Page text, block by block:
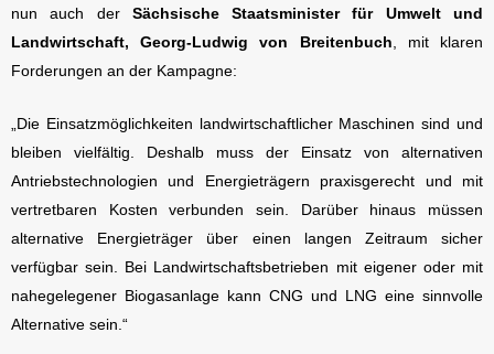
nun auch der Sächsische Staatsminister für Umwelt und
Landwirtschaft, Georg-Ludwig von Breitenbuch, mit klaren
Forderungen an der Kampagne:
„Die Einsatzmöglichkeiten landwirtschaftlicher Maschinen sind und
bleiben vielfältig. Deshalb muss der Einsatz von alternativen
Antriebstechnologien und Energieträgern praxisgerecht und mit
vertretbaren Kosten verbunden sein. Darüber hinaus müssen
alternative Energieträger über einen langen Zeitraum sicher
verfügbar sein. Bei Landwirtschaftsbetrieben mit eigener oder mit
nahegelegener Biogasanlage kann CNG und LNG eine sinnvolle
Alternative sein.“